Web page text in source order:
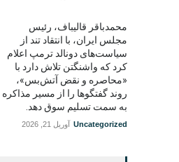
محمدباقر قالیباف، رئیس
مجلس ایران، با انتقاد تند از
سیاست‌های دونالد ترمپ اعلام
کرد که واشنگتن تلاش دارد با
«محاصره و نقض آتش‌بس»،
روند گفتگوها را از مسیر مذاکره
به سمت تسلیم سوق دهد.
Uncategorized آوریل 21, 2026